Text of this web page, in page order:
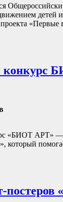
детей
«Первые
конкурс
«БИОТ АРТ» —
который
постеров